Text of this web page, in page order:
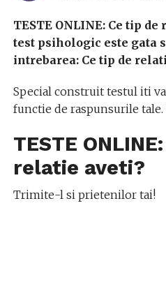
TESTE ONLINE: Ce tip
test psihologic este gata
intrebarea: Ce tip de
Special construit testul iti
functie de raspunsurile tale.
TESTE
relatie aveti?
Trimite-l si prietenilor tai!